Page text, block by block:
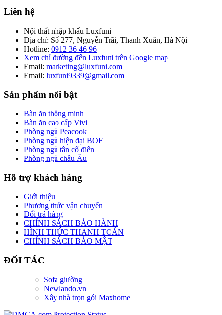
Liên hệ
Nội thất nhập khẩu Luxfuni
Địa chỉ: Số 277, Nguyễn Trãi, Thanh Xuân, Hà Nội
Hotline: 0912 36 46 96
Xem chỉ đường đến Luxfuni trên Google map
Email: marketing@luxfuni.com
Email: luxfuni9339@gmail.com
Sản phẩm nổi bật
Bàn ăn thông minh
Bàn ăn cao cấp Vivi
Phòng ngủ Peacook
Phòng ngủ hiện đại BOF
Phòng ngủ tân cổ điển
Phòng ngủ châu Âu
Hỗ trợ khách hàng
Giới thiệu
Phương thức vận chuyển
Đổi trả hàng
CHÍNH SÁCH BẢO HÀNH
HÌNH THỨC THANH TOÁN
CHÍNH SÁCH BẢO MẬT
ĐỐI TÁC
Sofa giường
Newlando.vn
Xây nhà trọn gói Maxhome